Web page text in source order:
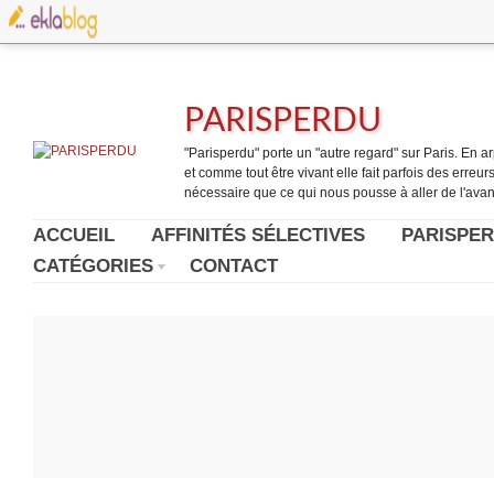
PARISPERDU
"Parisperdu" porte un "autre regard" sur Paris. En
et comme tout être vivant elle fait parfois des
nécessaire que ce qui nous pousse à aller de
ACCUEIL AFFINITÉS SÉLECTIVES
CATÉGORIES
CONTACT